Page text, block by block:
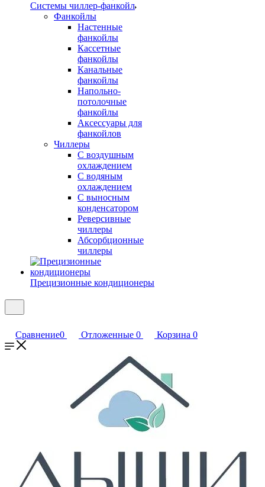
Системы чиллер-фанкойл
Фанкойлы
Настенные
фанкойлы
Кассетные
фанкойлы
Канальные
фанкойлы
Напольно-
потолочные
фанкойлы
Аксессуары для
фанкойлов
Чиллеры
С воздушным
охлаждением
С водяным
охлаждением
С выносным
конденсатором
Реверсивные
чиллеры
Абсорбционные
чиллеры
Прецизионные кондиционеры
Сравнение0 Отложенные 0 Корзина 0